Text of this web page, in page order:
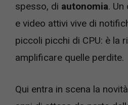
spesso, di autonomia.
e video attivi vive di
piccoli picchi di CPU: è la
amplificare quelle perdite.
Qui entra in scena la